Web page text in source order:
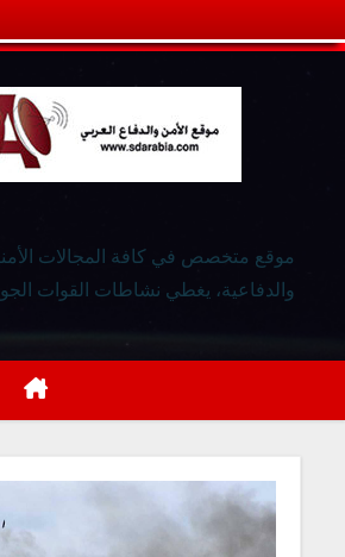
موقع متخصص في كافة المجالات
والدفاعية، يغطي نشاطات القوات